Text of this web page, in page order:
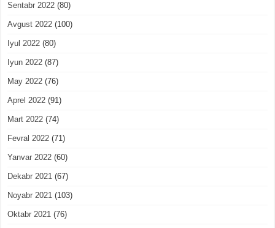
Sentabr 2022 (80)
Avgust 2022 (100)
Iyul 2022 (80)
Iyun 2022 (87)
May 2022 (76)
Aprel 2022 (91)
Mart 2022 (74)
Fevral 2022 (71)
Yanvar 2022 (60)
Dekabr 2021 (67)
Noyabr 2021 (103)
Oktabr 2021 (76)